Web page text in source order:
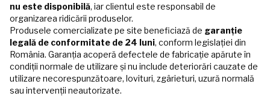
nu este disponibilă, iar clientul este responsabil de
organizarea ridicării produselor.
Produsele comercializate pe site beneficiază de garanție
legală de conformitate de 24 luni, conform legislației din
România. Garanția acoperă defectele de fabricație apărute în
condiții normale de utilizare și nu include deteriorări cauzate de
utilizare necorespunzătoare, lovituri, zgârieturi, uzură normală
sau intervenții neautorizate.